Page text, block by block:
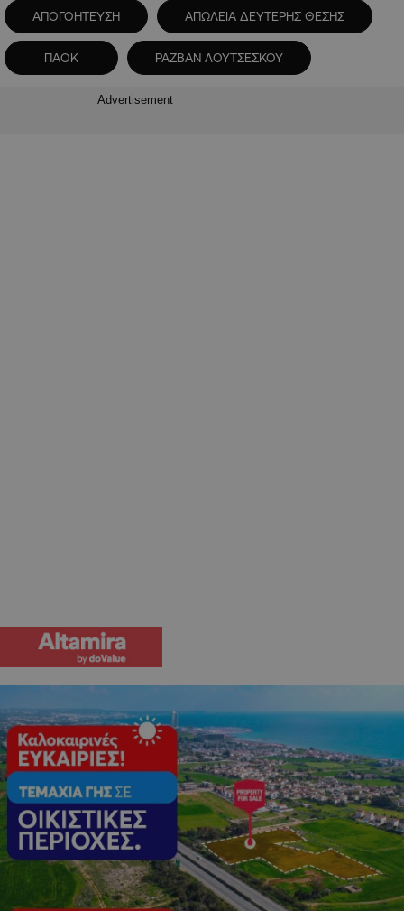
ΑΠΟΓΟΗΤΕΥΣΗ ΑΠΩΛΕΙΑ ΔΕΥΤΕΡΗΣ ΘΕΣΗΣ
ΠΑΟΚ ΡΑΖΒΑΝ ΛΟΥΤΣΕΣΚΟΥ
Advertisement